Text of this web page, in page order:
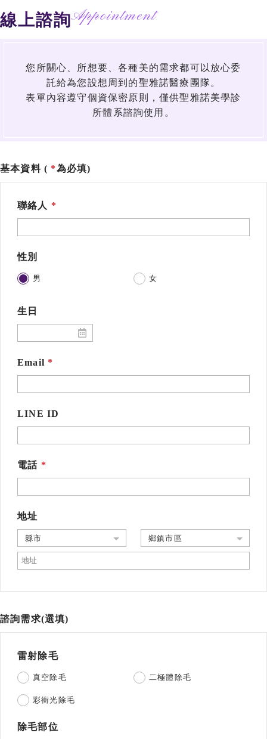
線上諮詢Appointment
您所關心、所想要、各種美的需求都可以放心委
託給為您設想周到的聖雅諾醫療團隊。
表單內容遵守個資保密原則，僅供聖雅諾美學診
所體系諮詢使用。
基本資料 ( 為必填)
聯絡人
性別
男 女
生日
Email
LINE ID
電話
地址
縣市 鄉鎮市區
諮詢需求(選填)
雷射除毛
真空除毛 二極體除毛
彩衝光除毛
除毛部位